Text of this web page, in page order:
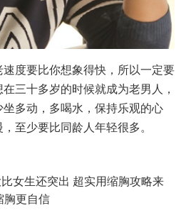
度要比你想象得快，所以一定要
三十多岁的时候就成为老男人，
多动，多喝水，保持乐观的心
至少要比同龄人年轻很多。
女生还突出 超实用缩胸攻略来
胸更自信